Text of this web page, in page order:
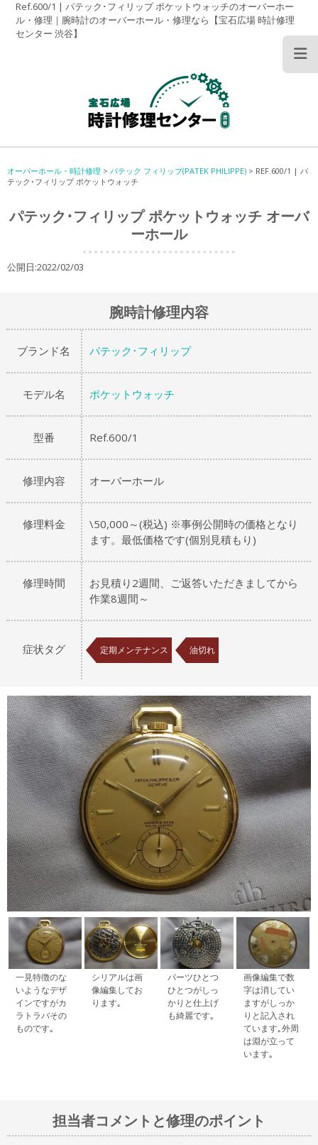
Ref.600/1 | パテック･フィリップ ポケットウォッチのオーバーホー
ル・修理｜腕時計のオーバーホール・修理なら【宝石広場 時計修理
センター 渋谷】
オーバーホール・時計修理 > パテック フィリップ(PATEK PHILIPPE) > REF.600/1 | パ
テック･フィリップ ポケットウォッチ
パテック･フィリップ ポケットウォッチ オーバ
ーホール
公開日:2022/02/03
腕時計修理内容
ブランド名 パテック･フィリップ
モデル名 ポケットウォッチ
型番 Ref.600/1
修理内容 オーバーホール
修理料金
\50,000～(税込) ※事例公開時の価格となり
ます。最低価格です(個別見積もり)
修理時間
お見積り2週間、ご返答いただきましてから
作業8週間～
症状タグ 定期メンテナンス 油切れ
一見特徴のな
いようなデザ
インですがカ
ラトラバその
ものです｡
シリアルは画
像編集してお
ります｡
パーツひとつ
ひとつがしっ
かりと仕上げ
も綺麗です｡
画像編集で数
字は消してい
ますがしっか
りと記入され
ています｡外周
は淵が立って
います｡
担当者コメントと修理のポイント